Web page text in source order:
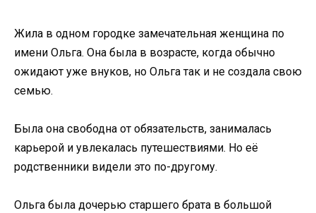
Жила в одном городке замечательная женщина по
имени Ольга. Она была в возрасте, когда обычно
ожидают уже внуков, но Ольга так и не создала свою
семью.
Была она свободна от обязательств, занималась
карьерой и увлекалась путешествиями. Но её
родственники видели это по-другому.
Ольга была дочерью старшего брата в большой